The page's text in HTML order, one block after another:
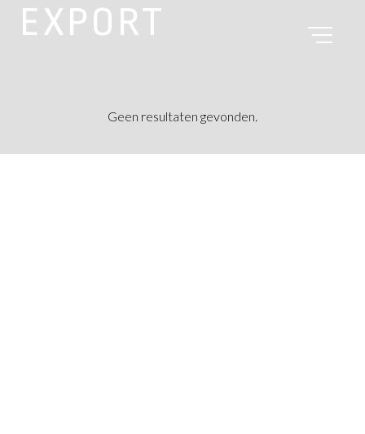
EXPORT
Geen resultaten gevonden.